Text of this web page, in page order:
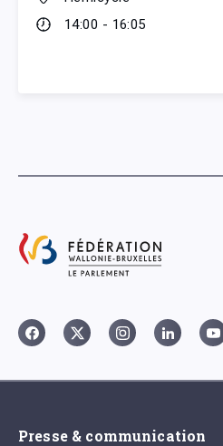
14:00 - 16:05
Presse & communication